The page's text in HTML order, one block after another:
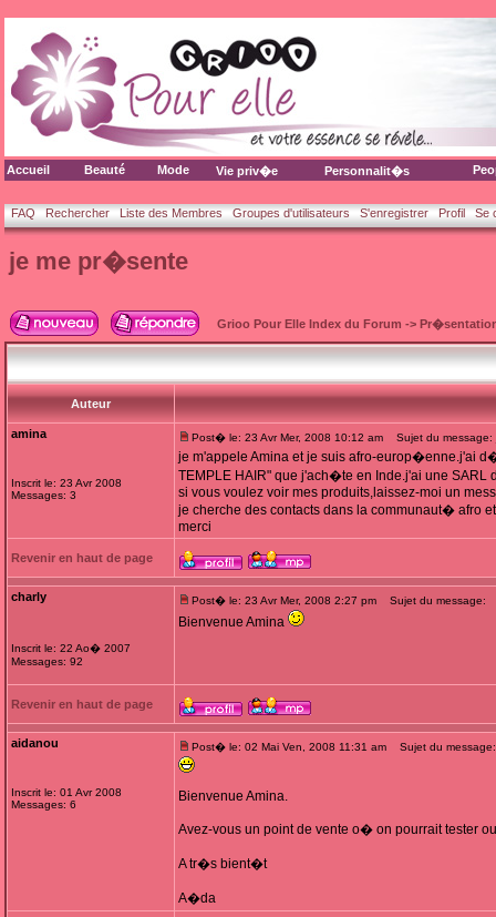
Accueil Beauté Mode Vie priv�e Personnalit�s
FAQ Rechercher Liste des Membres Groupes d'utilisateurs S'enregistrer Profil Se
je me pr�sente
Grioo Pour Elle Index du Forum ->
Auteur
amina
Inscrit le: 23 Avr 2008
Messages: 3
Post� le: 23 Avr Mer, 2008 10:12 am Sujet du
je m'appele Amina et je suis afro-europ�enne.j'ai
TEMPLE HAIR" que j'ach�te en Inde.j'ai une SARL
si vous voulez voir mes produits,laissez-moi un
je cherche des contacts dans la communaut� afro
merci
Revenir en haut de page
charly
Inscrit le: 22 Ao� 2007
Messages: 92
Post� le: 23 Avr Mer, 2008 2:27 pm Sujet du message:
Bienvenue Amina
Revenir en haut de page
aidanou
Inscrit le: 01 Avr 2008
Messages: 6
Post� le: 02 Mai Ven, 2008 11:31 am Sujet du message:
Bienvenue Amina.
Avez-vous un point de vente o� on pourrait tester
A tr�s bient�t
A�da